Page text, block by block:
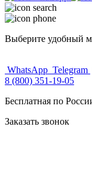
Выберите удобный
WhatsApp Telegram
8 (800) 351-19-05
Бесплатная по
Заказать звонок